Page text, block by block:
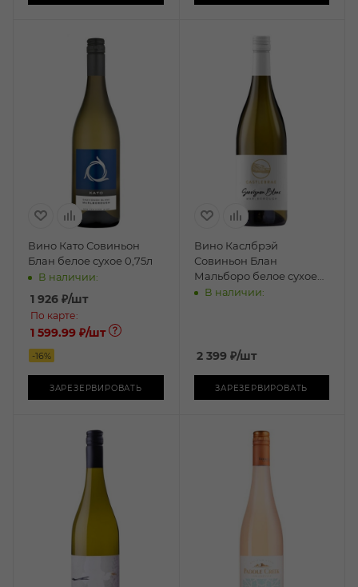
Вино Като Совиньон
Блан белое сухое 0,75л
В наличии:
1 926 ₽/шт
По карте:
1 599.99 ₽/шт
-16%
ЗАРЕЗЕРВИРОВАТЬ
Вино Каслбрэй
Совиньон Блан
Мальборо белое сухое
0,75л
В наличии:
2 399₽/шт
ЗАРЕЗЕРВИРОВАТЬ